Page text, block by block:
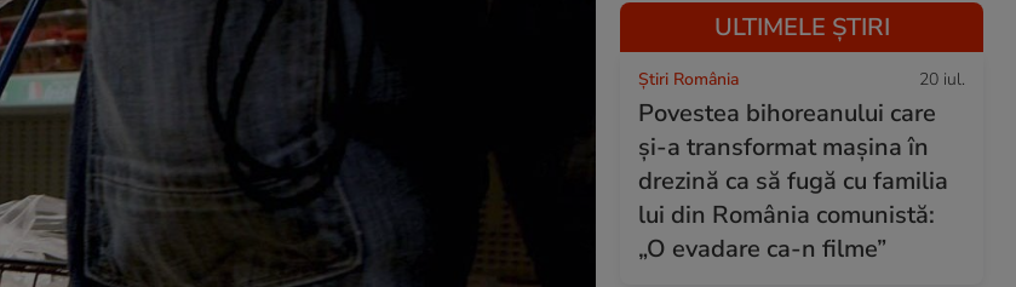
ULTIMELE ȘTIRI
Știri România 20 iul.
Povestea bihoreanului care
și-a transformat mașina în
drezină ca să fugă cu familia
lui din România comunistă:
„O evadare ca-n filme”